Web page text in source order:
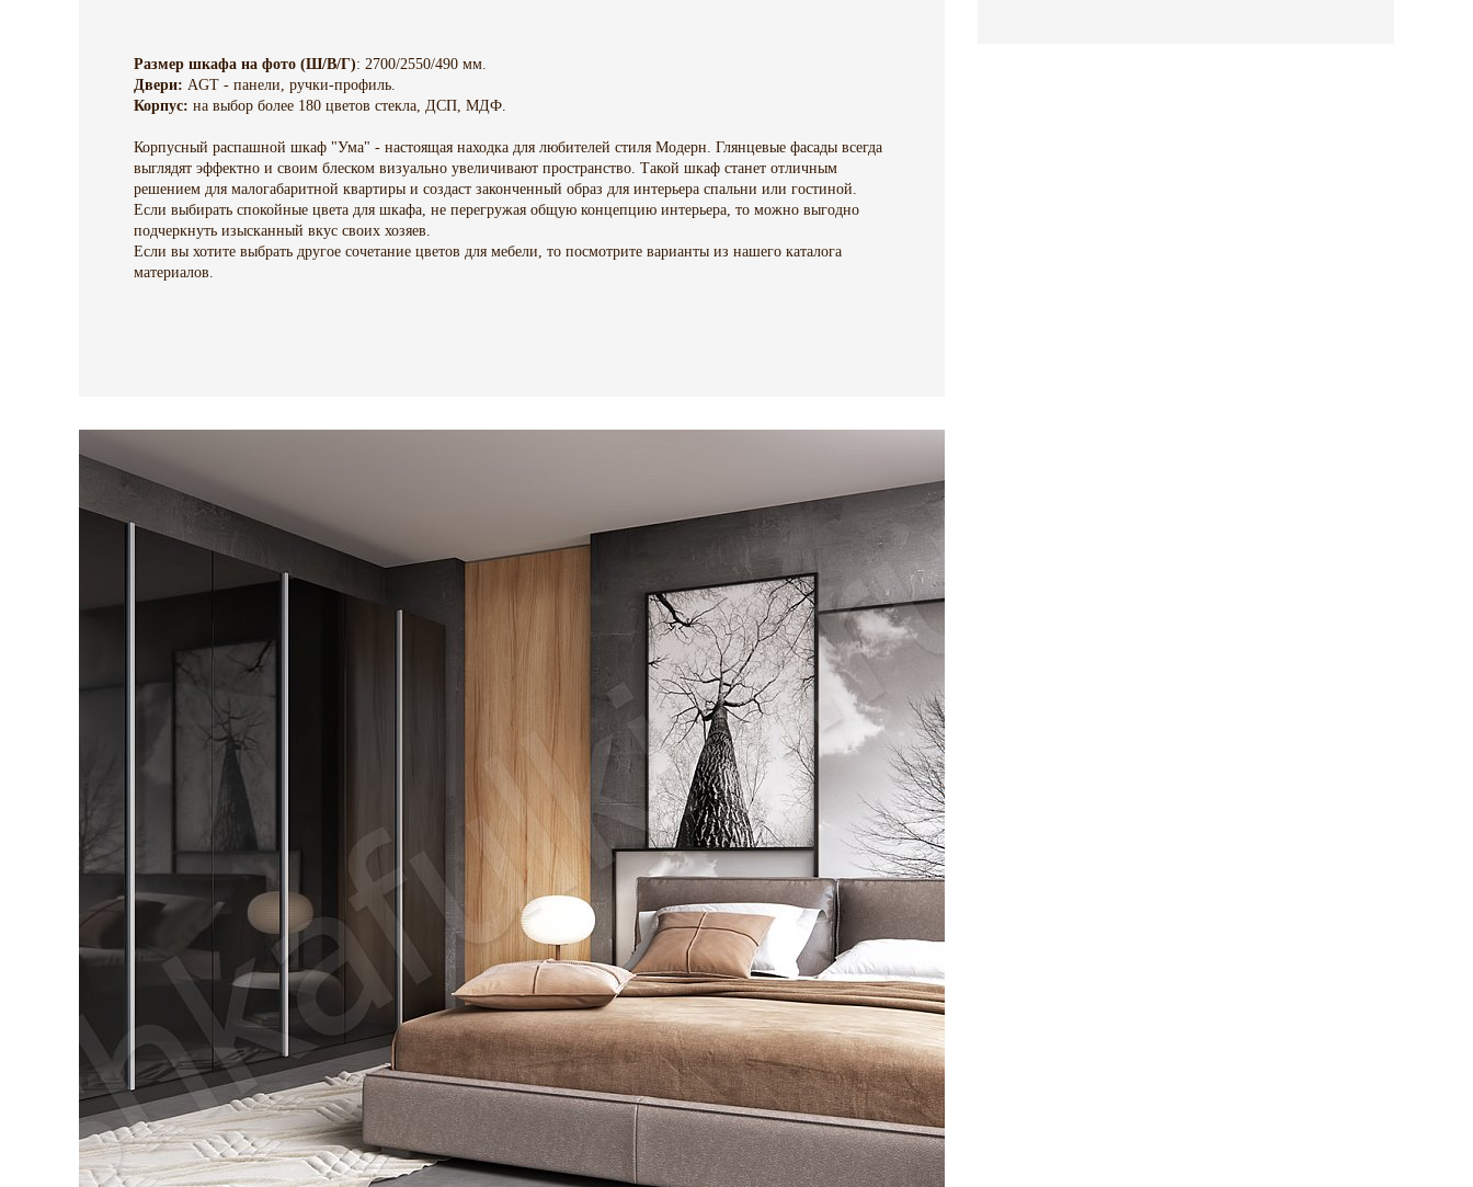
Размер шкафа на фото (Ш/В/Г): 2700/2550/490 мм.
Двери: AGT - панели, ручки-профиль.
Корпус: на выбор более 180 цветов стекла, ДСП, МДФ.
Корпусный распашной шкаф "Ума" - настоящая находка для любителей стиля Модерн. Глянцевые фасады всегда
выглядят эффектно и своим блеском визуально увеличивают пространство. Такой шкаф станет отличным
решением для малогабаритной квартиры и создаст законченный образ для интерьера спальни или гостиной.
Если выбирать спокойные цвета для шкафа, не перегружая общую концепцию интерьера, то можно выгодно
подчеркнуть изысканный вкус своих хозяев.
Если вы хотите выбрать другое сочетание цветов для мебели, то посмотрите варианты из нашего каталога
материалов.